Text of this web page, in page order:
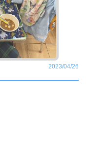
2023/04/26